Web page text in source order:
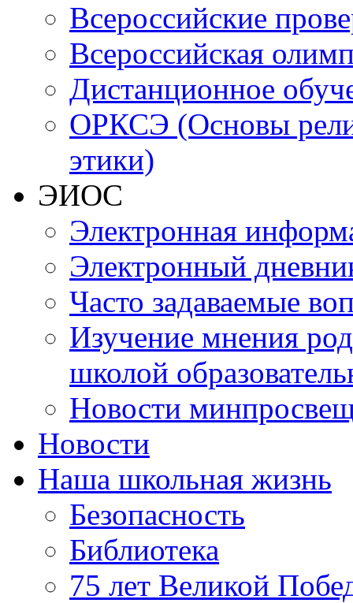
Всероссийские
Всероссийская
Дистанционное
ОРКСЭ (Основы
этики)
ЭИОС
Электронная
Электронный
Часто задаваемые
Изучение мнения
школой
Новости
Новости
Наша школьная жизнь
Безопасность
Библиотека
75 лет Великой